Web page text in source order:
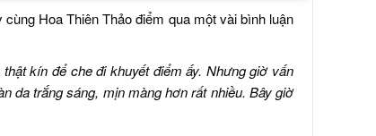
Hoa Thiên Thảo điểm qua một vài bình luận
kín để che đi khuyết điểm ấy. Nhưng giờ vấn
da trắng sáng, mịn màng hơn rất nhiều. Bây giờ